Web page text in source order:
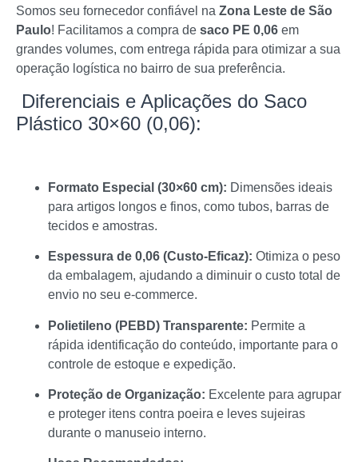
Somos seu fornecedor confiável na Zona Leste de São
Paulo! Facilitamos a compra de saco PE 0,06 em
grandes volumes, com entrega rápida para otimizar a sua
operação logística no bairro de sua preferência.
Diferenciais e Aplicações do Saco
Plástico 30×60 (0,06):
Formato Especial (30×60 cm): Dimensões ideais
para artigos longos e finos, como tubos, barras de
tecidos e amostras.
Espessura de 0,06 (Custo-Eficaz): Otimiza o peso
da embalagem, ajudando a diminuir o custo total de
envio no seu e-commerce.
Polietileno (PEBD) Transparente: Permite a
rápida identificação do conteúdo, importante para o
controle de estoque e expedição.
Proteção de Organização: Excelente para agrupar
e proteger itens contra poeira e leves sujeiras
durante o manuseio interno.